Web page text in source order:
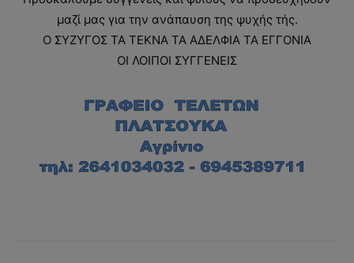
μαζί μας για την ανάπαυση της ψυχής τής.
Ο ΣΥΖΥΓΟΣ ΤΑ ΤΕΚΝΑ ΤΑ ΑΔΕΛΦΙΑ ΤΑ ΕΓΓΟΝΙΑ
ΟΙ ΛΟΙΠΟΙ ΣΥΓΓΕΝΕΙΣ